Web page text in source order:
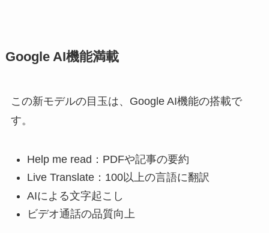
Google AI機能満載
この新モデルの目玉は、Google AI機能の搭載で
す。
Help me read：PDFや記事の要約
Live Translate：100以上の言語に翻訳
AIによる文字起こし
ビデオ通話の品質向上